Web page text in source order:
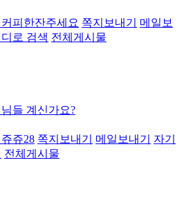
커피한잔주세요 쪽지보내기
메일보
로 검색 전체게시물
들 계신가요?
쥬쥬28 쪽지보내기 메일보내기
자기
전체게시물